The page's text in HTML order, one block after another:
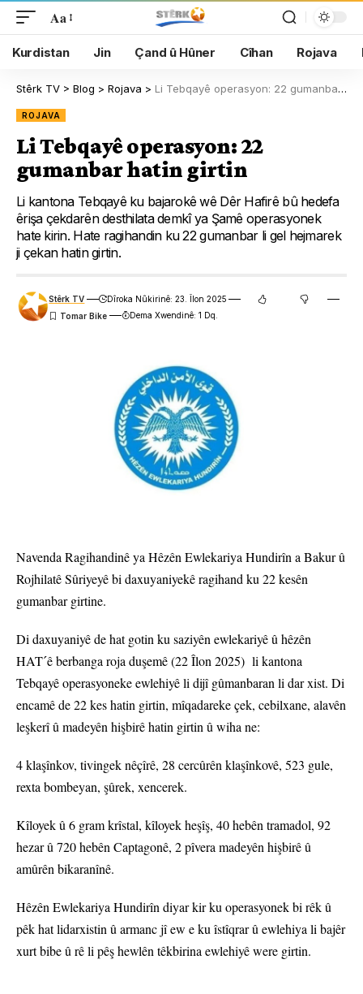
Aa
Kurdistan Jin Çand û Hûner Cîhan Rojava
Stêrk TV > Blog > Rojava > Li Tebqayê operasyon: 22 gumanbar hatin girtin
ROJAVA
Li Tebqayê operasyon: 22
gumanbar hatin girtin
Li kantona Tebqayê ku bajarokê wê Dêr Hafirê bû hedefa
êrişa çekdarên desthilata demkî ya Şamê operasyonek
hate kirin. Hate ragihandin ku 22 gumanbar li gel hejmarek
ji çekan hatin girtin.
Stêrk TV
Dîroka Nûkirinê: 23. Îlon 2025
Dema Xwendinê: 1 Dq.
Navenda Ragihandinê ya Hêzên Ewlekariya Hundirîn a Bakur û
Rojhilatê Sûriyeyê bi daxuyaniyekê ragihand ku 22 kesên
gumanbar girtine.
Di daxuyaniyê de hat gotin ku saziyên ewlekariyê û hêzên
HATˊê berbanga roja duşemê (22 Îlon 2025) li kantona
Tebqayê operasyoneke ewlehiyê li dijî gûmanbaran li dar xist. Di
encamê de 22 kes hatin girtin, mîqadareke çek, cebilxane, alavên
leşkerî û madeyên hişbirê hatin girtin û wiha ne:
4 klaşînkov, tivingek nêçîrê, 28 cercûrên klaşînkovê, 523 gule,
rexta bombeyan, şûrek, xencerek.
Kîloyek û 6 gram krîstal, kîloyek heşîş, 40 hebên tramadol, 92
hezar û 720 hebên Captagonê, 2 pîvera madeyên hişbirê û
amûrên bikaranînê.
Hêzên Ewlekariya Hundirîn diyar kir ku operasyonek bi rêk û
pêk hat lidarxistin û armanc jî ew e ku îstîqrar û ewlehiya li bajêr
xurt bibe û rê li pêş hewlên têkbirina ewlehiyê were girtin.